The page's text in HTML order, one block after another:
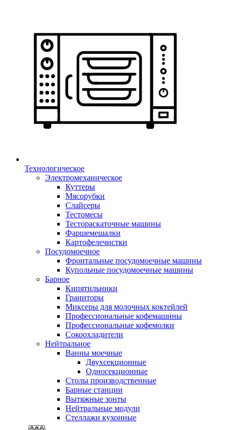
Технологическое
Электромеханическое
Куттеры
Мясорубки
Слайсеры
Тестомесы
Тестораскаточные машины
Фаршемешалки
Картофелечистки
Посудомоечное
Фронтальные посудомоечные машины
Купольные посудомоечные машины
Барное
Кипятильники
Граниторы
Миксеры для молочных коктейлей
Профессиональные кофемашины
Профессиональные кофемолки
Сокоохладители
Нейтральное
Ванны моечные
Двухсекционные
Односекционные
Столы производственные
Барные станции
Вытяжные зонты
Нейтральные модули
Стеллажи кухонные